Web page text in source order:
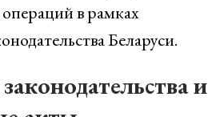
в рамках
Беларуси.
и